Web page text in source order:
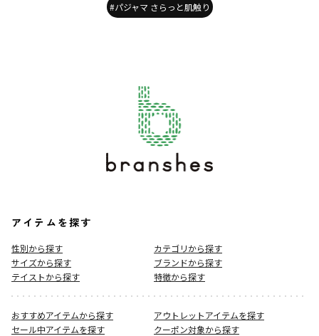
#パジャマ さらっと肌触り
アイテムを探す
性別から探す
カテゴリから探す
サイズから探す
ブランドから探す
テイストから探す
特徴から探す
おすすめアイテムから探す
アウトレットアイテムを探す
セール中アイテムを探す
クーポン対象から探す